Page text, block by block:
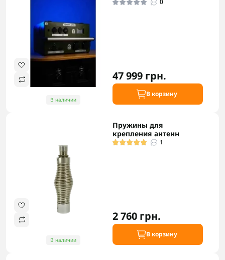
В наличии
0
47 999 грн.
В корзину
В наличии
Пружины для
крепления антенн
1
2 760 грн.
В корзину